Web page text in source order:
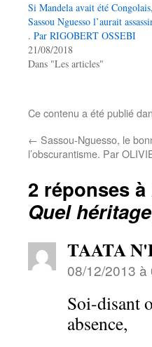
Si Mandela avait été Congolais,
Sassou Nguesso l’aurait
. Par RIGOBERT OSSEBI
21/08/2018
Dans "Les articles"
Ce contenu a été publié
← Sassou-Nguesso, le
l’obscurantisme. Par
2 réponses à
Quel
TAATA
08/12/2013 à
Soi-disant
absence,